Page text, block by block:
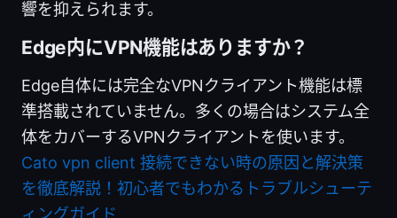
響を抑えられます。
Edge内にVPN機能はありますか？
Edge自体には完全なVPNクライアント機能は標
準搭載されていません。多くの場合はシステム全
体をカバーするVPNクライアントを使います。
Cato vpn client 接続できない時の原因と解決策
を徹底解説！初心者でもわかるトラブルシューテ
ィングガイド